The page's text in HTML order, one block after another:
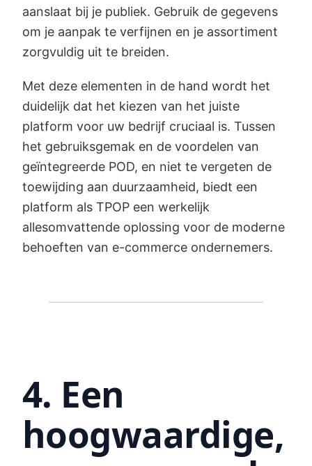
aanslaat bij je publiek. Gebruik de gegevens
om je aanpak te verfijnen en je assortiment
zorgvuldig uit te breiden.
Met deze elementen in de hand wordt het
duidelijk dat het kiezen van het juiste
platform voor uw bedrijf cruciaal is. Tussen
het gebruiksgemak en de voordelen van
geïntegreerde POD, en niet te vergeten de
toewijding aan duurzaamheid, biedt een
platform als TPOP een werkelijk
allesomvattende oplossing voor de moderne
behoeften van e-commerce ondernemers.
4. Een
hoogwaardige,